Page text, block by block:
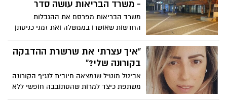
בועדה עדכון: גם לאחר ההצבעה החוזרת,
אושרה פתיחת מכוני כושר ובריכות שחיה
פתוחות
- משרד הבריאות עושה סדר
משרד הבריאות מפרסם את ההגבלות
החדשות שאושרו בממשלה ואת זמני כניסתן
לתוקף
"איך עצרתי את שרשרת ההדבקה
בקורונה שלי?"
אביטל מוטיל שנמצאה חיובית לנגיף הקורונה
משתפת כיצד למרות שהסתובבה חופשי ללא
הידיעה כי נדבקה בקורונה, הצליחה למנוע